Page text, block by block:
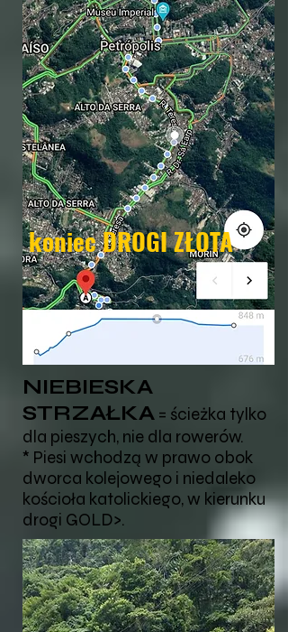
koniec DROGI ZŁOTA
NIEBIESKA
STRZAŁKA = ścieżka tylko
dla pieszych, nie dla rowerów.
* Piesi wchodzą w prawo obok
dworca kolejowego i niedaleko
kościoła katolickiego, w kierunku
drogi GOLD>.